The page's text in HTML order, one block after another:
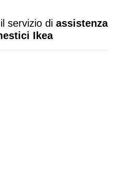
servizio di assistenza
Ikea